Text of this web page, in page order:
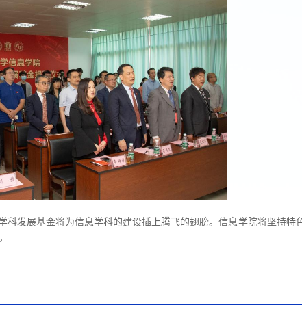
科发展基金将为信息学科的建设插上腾飞的翅膀。信息学院将坚持特